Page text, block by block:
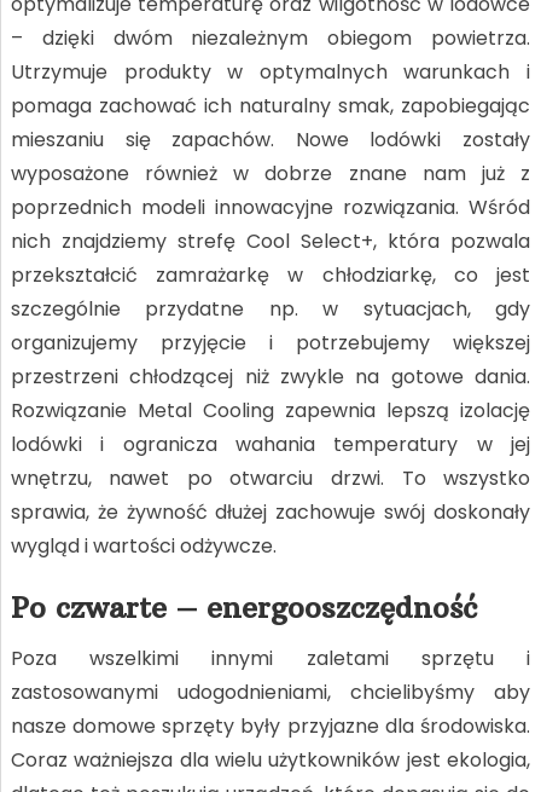
– dzięki dwóm niezależnym obiegom powietrza.
Utrzymuje produkty w optymalnych warunkach i
pomaga zachować ich naturalny smak, zapobiegając
mieszaniu się zapachów. Nowe lodówki zostały
wyposażone również w dobrze znane nam już z
poprzednich modeli innowacyjne rozwiązania. Wśród
nich znajdziemy strefę Cool Select+, która pozwala
przekształcić zamrażarkę w chłodziarkę, co jest
szczególnie przydatne np. w sytuacjach, gdy
organizujemy przyjęcie i potrzebujemy większej
przestrzeni chłodzącej niż zwykle na gotowe dania.
Rozwiązanie Metal Cooling zapewnia lepszą izolację
lodówki i ogranicza wahania temperatury w jej
wnętrzu, nawet po otwarciu drzwi. To wszystko
sprawia, że żywność dłużej zachowuje swój doskonały
wygląd i wartości odżywcze.
Po czwarte – energooszczędność
Poza wszelkimi innymi zaletami sprzętu i
zastosowanymi udogodnieniami, chcielibyśmy aby
nasze domowe sprzęty były przyjazne dla środowiska.
Coraz ważniejsza dla wielu użytkowników jest ekologia,